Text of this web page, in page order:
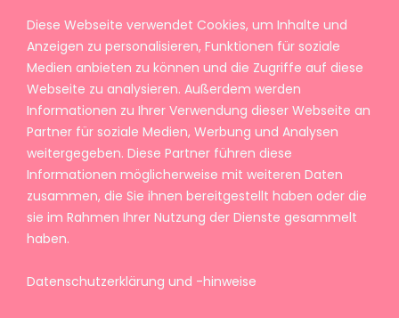
Diese Webseite verwendet Cookies, um Inhalte und
Anzeigen zu personalisieren, Funktionen für soziale
Medien anbieten zu können und die Zugriffe auf diese
Webseite zu analysieren. Außerdem werden
Informationen zu Ihrer Verwendung dieser Webseite an
Partner für soziale Medien, Werbung und Analysen
weitergegeben. Diese Partner führen diese
Informationen möglicherweise mit weiteren Daten
zusammen, die Sie ihnen bereitgestellt haben oder die
sie im Rahmen Ihrer Nutzung der Dienste gesammelt
haben.
Datenschutzerklärung und -hinweise